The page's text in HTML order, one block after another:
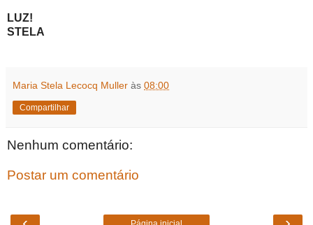
LUZ!
STELA
Maria Stela Lecocq Muller às 08:00
Compartilhar
Nenhum comentário:
Postar um comentário